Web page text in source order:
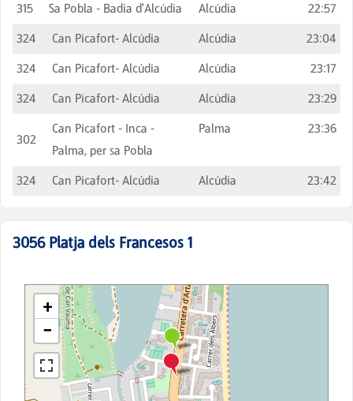
315
Sa Pobla - Badia d'Alcúdia Alcúdia
22:57
324
Can Picafort- Alcúdia Alcúdia
23:04
324
Can Picafort- Alcúdia Alcúdia
23:17
324
Can Picafort- Alcúdia Alcúdia 23:29
302
Can Picafort - Inca -
Palma, per sa Pobla
Palma 23:36
324 Can Picafort- Alcúdia Alcúdia 23:42
3056 Platja dels Francesos 1